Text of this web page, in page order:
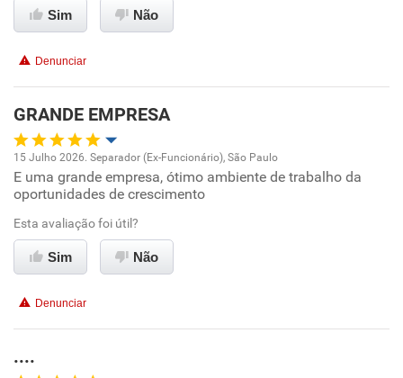
Recomenda a diretoria
Sim Não
Denunciar
GRANDE EMPRESA
Oportunidade de promoção
Ambiente de trabalho
Conciliação com a vida familiar
15 Julho 2026. Separador (Ex-Funcionário), São Paulo
E uma grande empresa, ótimo ambiente de trabalho da
oportunidades de crescimento
Esta avaliação foi útil?
Sim Não
Denunciar
....